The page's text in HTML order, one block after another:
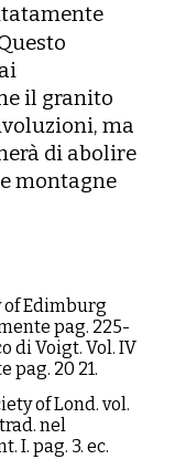
il granito
ma
di abolire
montagne
of Edimburg
pag. 225-
di Voigt. Vol. IV
pag. 20 21.
of Lond. vol.
nel
I. pag. 3. ec.